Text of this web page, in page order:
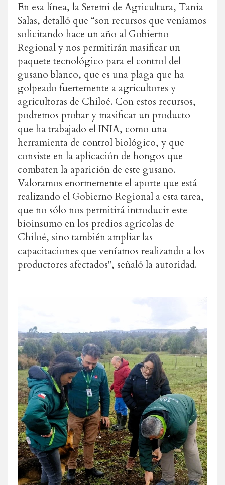
En esa línea, la Seremi de Agricultura, Tania
Salas, detalló que “son recursos que veníamos
solicitando hace un año al Gobierno
Regional y nos permitirán masificar un
paquete tecnológico para el control del
gusano blanco, que es una plaga que ha
golpeado fuertemente a agricultores y
agricultoras de Chiloé. Con estos recursos,
podremos probar y masificar un producto
que ha trabajado el INIA, como una
herramienta de control biológico, y que
consiste en la aplicación de hongos que
combaten la aparición de este gusano.
Valoramos enormemente el aporte que está
realizando el Gobierno Regional a esta tarea,
que no sólo nos permitirá introducir este
bioinsumo en los predios agrícolas de
Chiloé, sino también ampliar las
capacitaciones que veníamos realizando a los
productores afectados", señaló la autoridad.